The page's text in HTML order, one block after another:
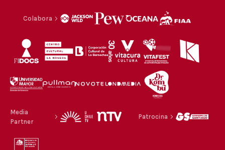
Colabora
Media
Partner
Patrocina